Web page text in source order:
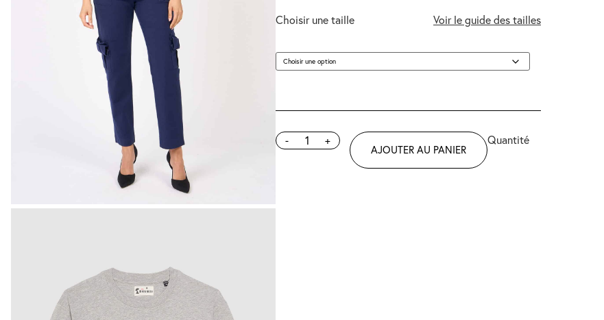
Choisir une taille Voir le guide des tailles
- +
AJOUTER AU PANIER